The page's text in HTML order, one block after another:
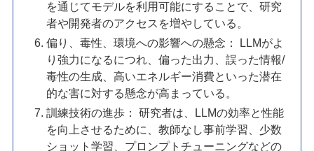
を通じてモデルを利用可能にすることで、研究
者や開発者のアクセスを増やしている。
偏り、毒性、環境への影響への懸念： LLMがよ
り強力になるにつれ、偏った出力、誤った情報/
毒性の生成、高いエネルギー消費といった潜在
的な害に対する懸念が高まっている。
訓練技術の進歩： 研究者は、LLMの効率と性能
を向上させるために、教師なし事前学習、少数
ショット学習、プロンプトチューニングなどの